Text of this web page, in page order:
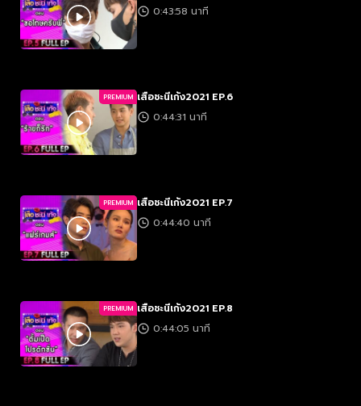
0:43:58 นาที
PREMIUM เสือชะนีเก้ง2021 EP.6
0:44:31 นาที
PREMIUM เสือชะนีเก้ง2021 EP.7
0:44:40 นาที
PREMIUM เสือชะนีเก้ง2021 EP.8
0:44:05 นาที